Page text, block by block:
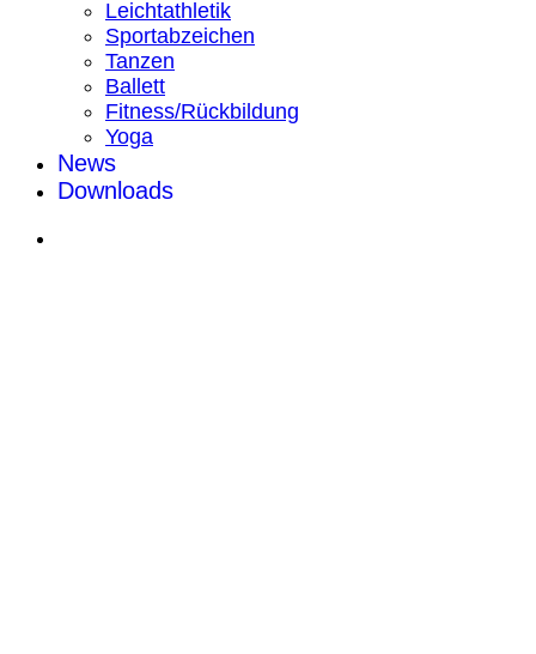
Leichtathletik
Sportabzeichen
Tanzen
Ballett
Fitness/Rückbildung
Yoga
News
Downloads